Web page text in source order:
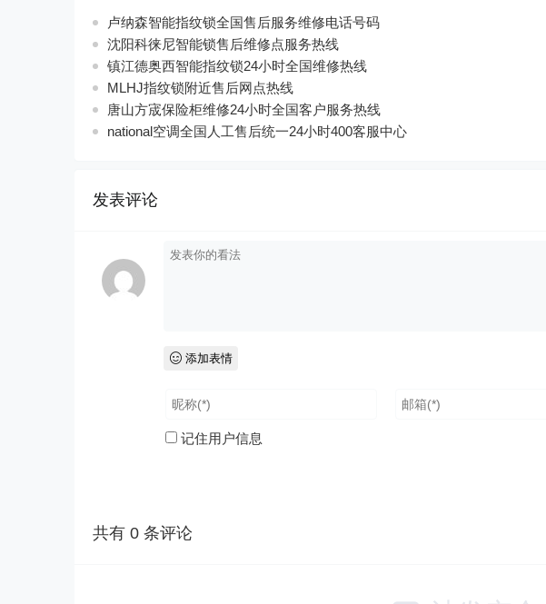
卢纳森智能指纹锁全国售后服务维修电话号码
沈阳科徕尼智能锁售后维修点服务热线
镇江德奥西智能指纹锁24小时全国维修热线
MLHJ指纹锁附近售后网点热线
唐山方宬保险柜维修24小时全国客户服务热线
national空调全国人工售后统一24小时400客服中心
发表评论
添加表情
记住用户信息
共有 0 条评论